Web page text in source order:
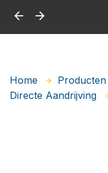
Home Producten
Directe Aandrijving